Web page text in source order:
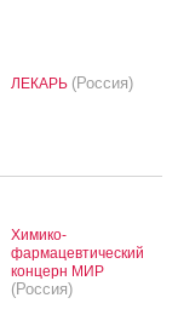
ЛЕКАРЬ (Россия)
Химико-
фармацевтический
концерн МИР
(Россия)